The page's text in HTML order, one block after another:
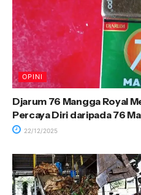
OPINI
Djarum 76 Mangga Royal
Percaya Diri daripada 76
22/12/2025